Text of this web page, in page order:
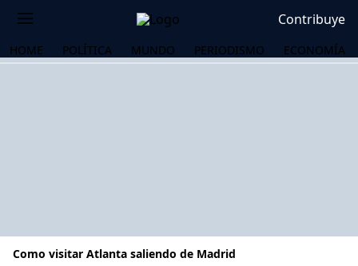
Contribuye
HOME POLÍTICA MUNDO PERIODISMO ECONOMÍA
Como visitar Atlanta saliendo de Madrid